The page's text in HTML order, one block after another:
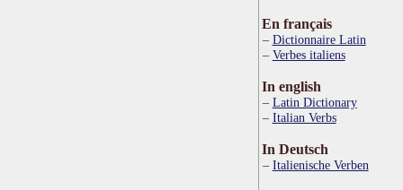
En français
Dictionnaire Latin
Verbes italiens
In english
Latin Dictionary
Italian Verbs
In Deutsch
Italienische Verben